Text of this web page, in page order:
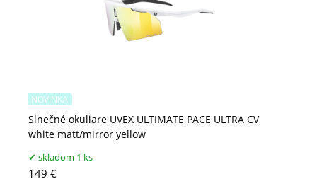
Slnečné okuliare UVEX ULTIMATE PACE ULTRA CV
white matt/mirror yellow
NOVINKA
skladom 1 ks
149 €